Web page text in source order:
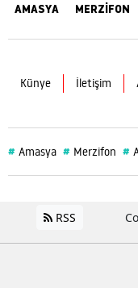
AMASYA MERZİFON
Künye İletişim
# Amasya # Merzifon #
RSS